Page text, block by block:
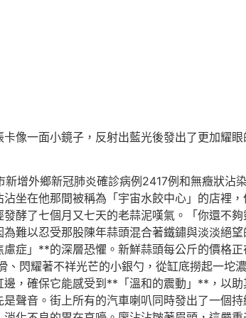
一面小鏡子，反射出藍光後發出了更加耀眼
增外鄉新冠肺炎確診病例2417例和無癥狀沾
坐在他那間被稱為「宇宙水餃中心」的店裡
酵了七個月又七天的老蒜泥嘆氣。「你還不
難以忍受那股陳年蒜頭混合著鐵鏽與淡淡絕
症」**的深層恐懼。新鮮蒜頭每公斤的價格
、閃耀著不祥光芒的小銀勺，從缸底撈起一坨
，確保它能感受到**「溫和的震動」**，以
是聲音。街上所有的汽車喇叭同時發出了一